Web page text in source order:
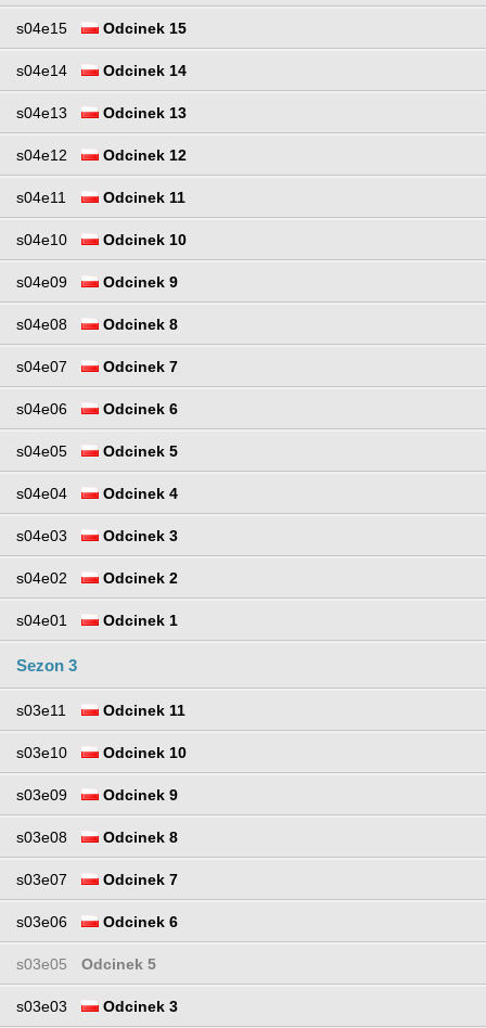
s04e15 Odcinek 15
s04e14 Odcinek 14
s04e13 Odcinek 13
s04e12 Odcinek 12
s04e11 Odcinek 11
s04e10 Odcinek 10
s04e09 Odcinek 9
s04e08 Odcinek 8
s04e07 Odcinek 7
s04e06 Odcinek 6
s04e05 Odcinek 5
s04e04 Odcinek 4
s04e03 Odcinek 3
s04e02 Odcinek 2
s04e01 Odcinek 1
Sezon 3
s03e11 Odcinek 11
s03e10 Odcinek 10
s03e09 Odcinek 9
s03e08 Odcinek 8
s03e07 Odcinek 7
s03e06 Odcinek 6
s03e05 Odcinek 5
s03e03 Odcinek 3